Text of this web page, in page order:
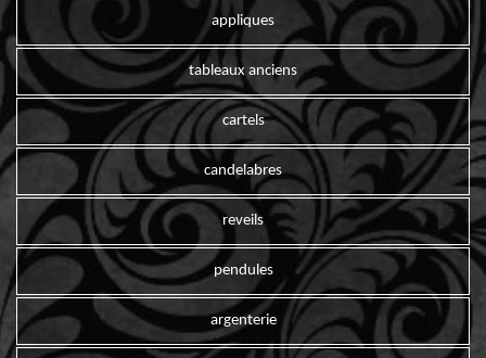
appliques
tableaux anciens
cartels
candelabres
reveils
pendules
argenterie